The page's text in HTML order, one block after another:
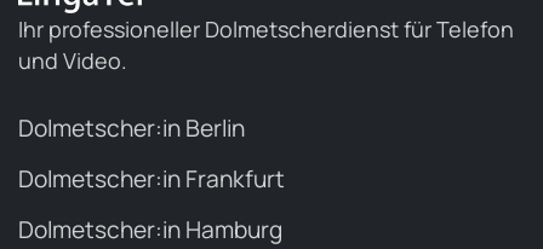
Ihr professioneller Dolmetscherdienst für Telefon
und Video.
Dolmetscher:in Berlin
Dolmetscher:in Frankfurt
Dolmetscher:in Hamburg